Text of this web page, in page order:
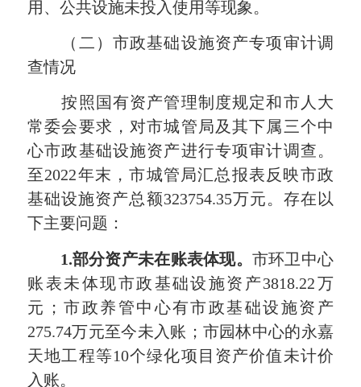
用、公共设施未投入使用等现象。
（二）市政基础设施资产专项审计调
查情况
按照国有资产管理制度规定和市人大
常委会要求，对市城管局及其下属三个中
心市政基础设施资产进行专项审计调查。
至2022年末，市城管局汇总报表反映市政
基础设施资产总额323754.35万元。存在以
下主要问题：
1.部分资产未在账表体现。 市环卫中心
账表未体现市政基础设施资产3818.22万
元；市政养管中心有市政基础设施资产
275.74万元至今未入账；市园林中心的永嘉
天地工程等10个绿化项目资产价值未计价
入账。